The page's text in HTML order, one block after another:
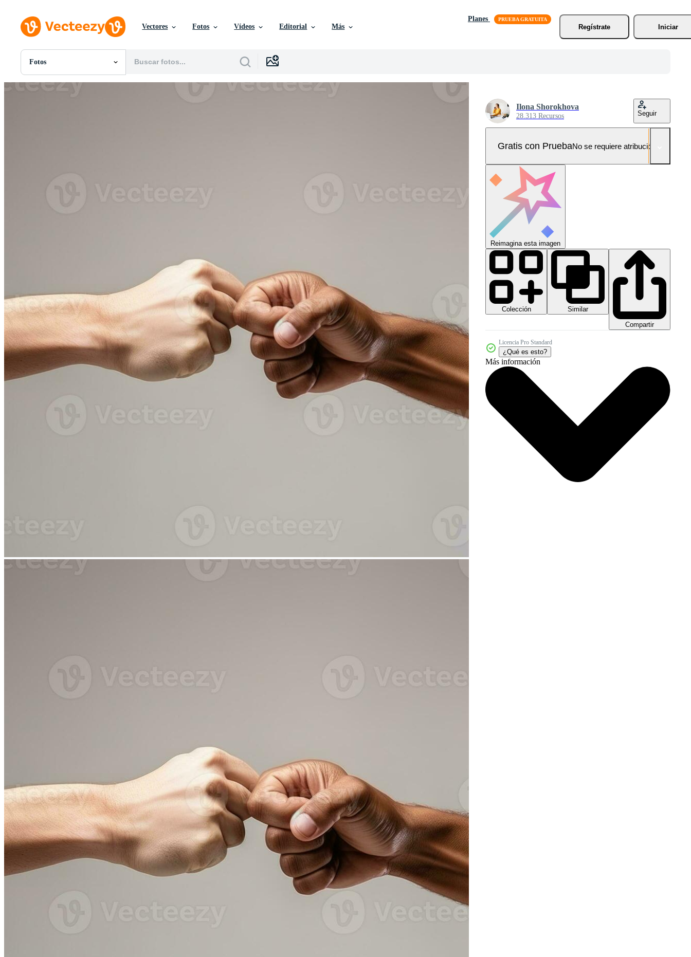
Vectores Fotos Vídeos Editorial Más
Planes
Regístrate
Iniciar
Fotos
Todas Imágenes
Ilona Shorokhova
28.313 Recursos Seguir
Gratis con PruebaNo se requiere atribución!
Reimagina esta imagen
Colección
Similar
Compartir
Licencia Pro Standard
¿Qué es esto?
Más información